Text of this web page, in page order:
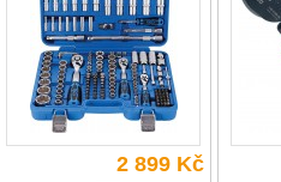
v přehledném kufru z tvrzeného
plastu. Profi gola
2 899 Kč